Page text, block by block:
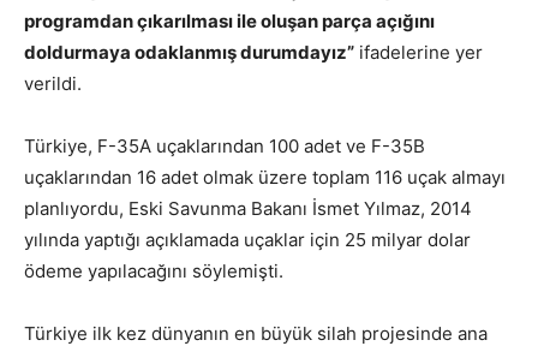
programdan çıkarılması ile oluşan parça açığını
doldurmaya odaklanmış durumdayız” ifadelerine yer
verildi.
Türkiye, F-35A uçaklarından 100 adet ve F-35B
uçaklarından 16 adet olmak üzere toplam 116 uçak almayı
planlıyordu, Eski Savunma Bakanı İsmet Yılmaz, 2014
yılında yaptığı açıklamada uçaklar için 25 milyar dolar
ödeme yapılacağını söylemişti.
Türkiye ilk kez dünyanın en büyük silah projesinde ana